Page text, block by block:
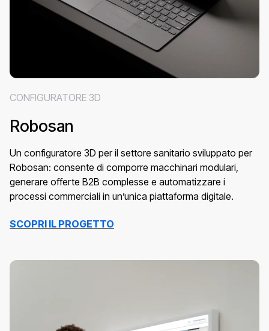
CONFIGURATORE 3D
Robosan
Un configuratore 3D per il settore sanitario sviluppato per
Robosan: consente di comporre macchinari modulari,
generare offerte B2B complesse e automatizzare i
processi commerciali in un’unica piattaforma digitale.
SCOPRI IL PROGETTO